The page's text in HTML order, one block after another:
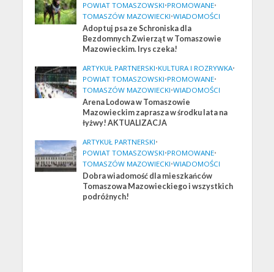
POWIAT TOMASZOWSKI•PROMOWANE•
TOMASZÓW MAZOWIECKI•WIADOMOŚCI
Adoptuj psa ze Schroniska dla
Bezdomnych Zwierząt w Tomaszowie
Mazowieckim. Irys czeka!
ARTYKUŁ PARTNERSKI•KULTURA I ROZRYWKA•
POWIAT TOMASZOWSKI•PROMOWANE•
TOMASZÓW MAZOWIECKI•WIADOMOŚCI
Arena Lodowa w Tomaszowie
Mazowieckim zaprasza w środku lata na
łyżwy! AKTUALIZACJA
ARTYKUŁ PARTNERSKI•
POWIAT TOMASZOWSKI•PROMOWANE•
TOMASZÓW MAZOWIECKI•WIADOMOŚCI
Dobra wiadomość dla mieszkańców
Tomaszowa Mazowieckiego i wszystkich
podróżnych!